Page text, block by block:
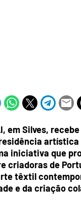
em Silves,
residência
iniciativa que
criadoras de
têxtil
e da criação